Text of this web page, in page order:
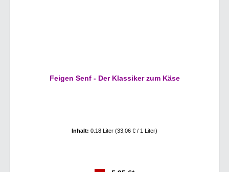
Feigen Senf - Der Klassiker zum Käse
Inhalt: 0.18 Liter (33,06 € / 1 Liter)